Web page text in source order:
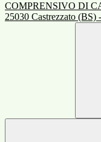
COMPRENSIVO DI
25030 Castrezzato (BS)